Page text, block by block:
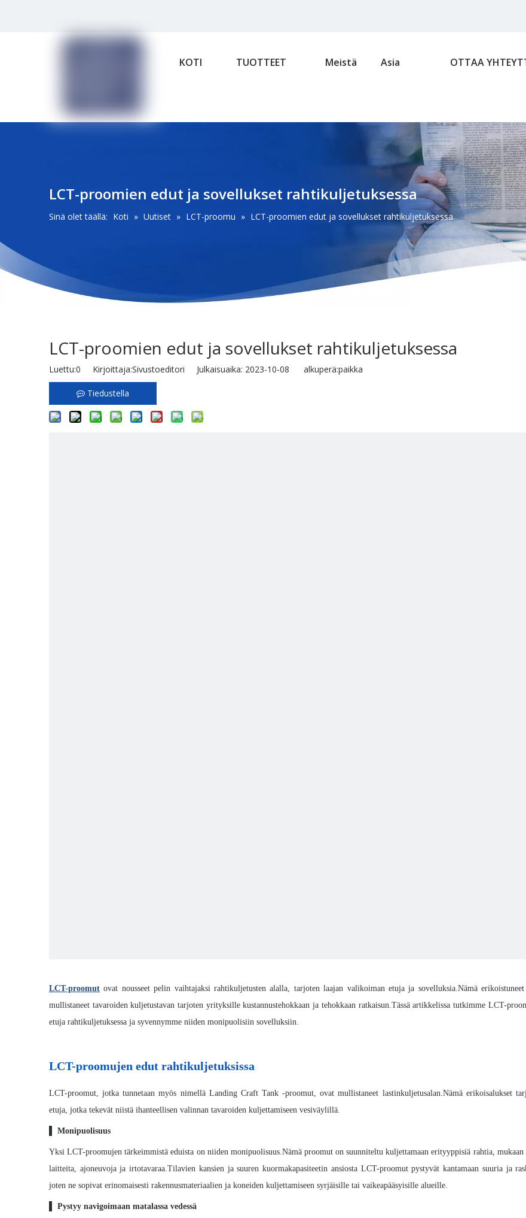
KOTI TUOTTEET Meistä Asia OTTAA
LCT-proomien edut ja sovellukset rahtikuljetuksessa
Sinä olet täällä: Koti » Uutiset » LCT-proomu » LCT-proomien edut ja sovellukset rahtikuljetuksessa
LCT-proomien edut ja sovellukset rahtikuljetuksessa
Luettu:0 Kirjoittaja:Sivustoeditori Julkaisuaika: 2023-10-08 alkuperä:paikka
Tiedustella
LCT-proomut ovat nousseet pelin vaihtajaksi rahtikuljetusten alalla, tarjoten laajan valikoiman etuja ja sovelluksia.Nämä
mullistaneet tavaroiden kuljetustavan tarjoten yrityksille kustannustehokkaan ja tehokkaan ratkaisun.Tässä artikkelissa tutkimme LCT-
etuja rahtikuljetuksessa ja syvennymme niiden monipuolisiin sovelluksiin.
LCT-proomujen edut rahtikuljetuksissa
LCT-proomut, jotka tunnetaan myös nimellä Landing Craft Tank -proomut, ovat mullistaneet lastinkuljetusalan.Nämä erikoisalukset
etuja, jotka tekevät niistä ihanteellisen valinnan tavaroiden kuljettamiseen vesiväylillä.
▌ Monipuolisuus
Yksi LCT-proomujen tärkeimmistä eduista on niiden monipuolisuus.Nämä proomut on suunniteltu kuljettamaan erityyppisiä rahtia, mukaan
laitteita, ajoneuvoja ja irtotavaraa.Tilavien kansien ja suuren kuormakapasiteetin ansiosta LCT-proomut pystyvät kantamaan suuria ja
joten ne sopivat erinomaisesti rakennusmateriaalien ja koneiden kuljettamiseen syrjäisille tai vaikeapääsyisille alueille.
Pystyy navigoimaan matalassa vedessä